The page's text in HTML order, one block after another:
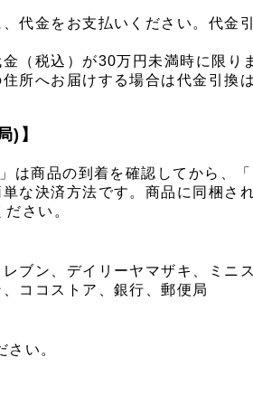
代金をお支払いください。代金
（税込）が30万円未満時に限り
所へお届けする場合は代金引換
)】
は商品の到着を確認してから、
な決済方法です。商品に同梱さ
さい。
ブン、デイリーヤマザキ、ミニ
ココストア、銀行、郵便局
い。